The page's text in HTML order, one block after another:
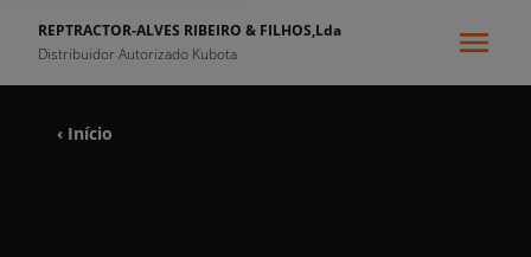
REPTRACTOR-ALVES RIBEIRO & FILHOS,Lda
Distribuidor Autorizado Kubota
‹ Início